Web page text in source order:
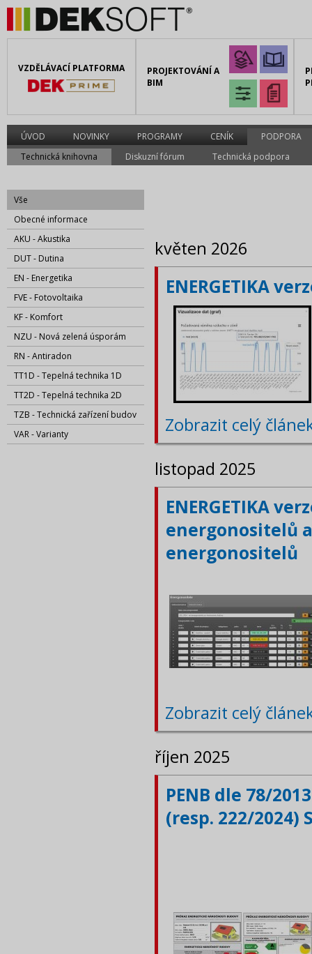
VZDĚLÁVACÍ PLATFORMA
PROJEKTOVÁNÍ A
BIM
ÚVOD NOVINKY PROGRAMY CENÍK
PODPORA
Technická knihovna
Diskuzní fórum Technická podpora
Vše
Obecné informace
AKU - Akustika
DUT - Dutina
EN - Energetika
FVE - Fotovoltaika
KF - Komfort
NZU - Nová zelená úsporám
RN - Antiradon
TT1D - Tepelná technika 1D
TT2D - Tepelná technika 2D
TZB - Technická zařízení budov
VAR - Varianty
květen 2026
ENERGETIKA
Zobrazit celý
listopad 2025
ENERGETIKA
energonositelů
energonositelů
Zobrazit celý
říjen 2025
PENB dle 78/
(resp. 222/2024)